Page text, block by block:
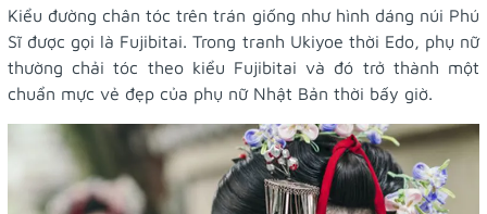
Kiểu đường chân tóc trên trán giống như hình dáng núi Phú
Sĩ được gọi là Fujibitai. Trong tranh Ukiyoe thời Edo, phụ nữ
thường chải tóc theo kiểu Fujibitai và đó trở thành một
chuẩn mực vẻ đẹp của phụ nữ Nhật Bản thời bấy giờ.